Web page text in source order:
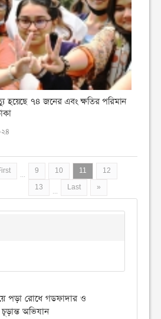
হয়েছে ৭৪ জনের এবং ক্ষতির পরিমান
... 9 10 11
12
13
... Last »
পড়া রোধে গডফাদার ও
অভিযান